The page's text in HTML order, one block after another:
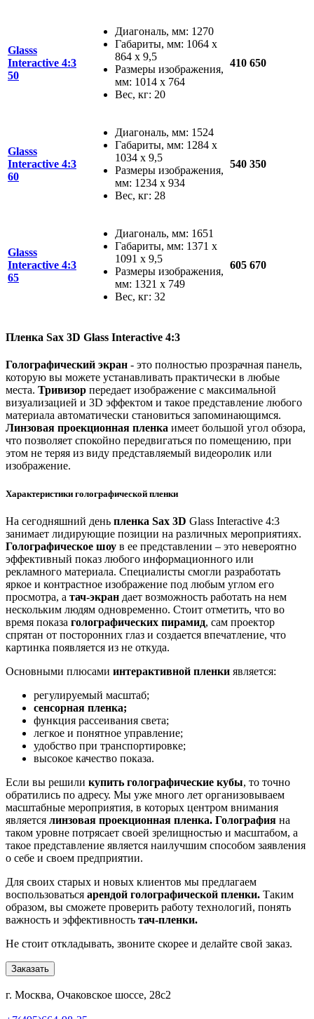
Glasss
Interactive 4:3
50
Диагональ, мм: 1270
Габариты, мм: 1064 x
864 x 9,5
Размеры изображения,
мм: 1014 x 764
Вес, кг: 20
410 650
Glasss
Interactive 4:3
60
Диагональ, мм: 1524
Габариты, мм: 1284 x
1034 x 9,5
Размеры изображения,
мм: 1234 x 934
Вес, кг: 28
540 350
Glasss
Interactive 4:3
65
Диагональ, мм: 1651
Габариты, мм: 1371 x
1091 x 9,5
Размеры изображения,
мм: 1321 x 749
Вес, кг: 32
605 670
Пленка Sax 3D Glass Interactive 4:3
Голографический экран - это полностью прозрачная панель,
которую вы можете устанавливать практически в любые
места. Тривизор передает изображение с максимальной
визуализацией и 3D эффектом и такое представление любого
материала автоматически становиться запоминающимся.
Линзовая проекционная пленка имеет большой угол обзора,
что позволяет спокойно передвигаться по помещению, при
этом не теряя из виду представляемый видеоролик или
изображение.
Характеристики голографической пленки
На сегодняшний день пленка Sax 3D Glass Interactive 4:3
занимает лидирующие позиции на различных мероприятиях.
Голографическое шоу в ее представлении – это невероятно
эффективный показ любого информационного или
рекламного материала. Специалисты смогли разработать
яркое и контрастное изображение под любым углом его
просмотра, а тач-экран дает возможность работать на нем
нескольким людям одновременно. Стоит отметить, что во
время показа голографических пирамид, сам проектор
спрятан от посторонних глаз и создается впечатление, что
картинка появляется из не откуда.
Основными плюсами интерактивной пленки является:
регулируемый масштаб;
сенсорная пленка;
функция рассеивания света;
легкое и понятное управление;
удобство при транспортировке;
высокое качество показа.
Если вы решили купить голографические кубы, то точно
обратились по адресу. Мы уже много лет организовываем
масштабные мероприятия, в которых центром внимания
является линзовая проекционная пленка. Голография на
таком уровне потрясает своей зрелищностью и масштабом, а
такое представление является наилучшим способом заявления
о себе и своем предприятии.
Для своих старых и новых клиентов мы предлагаем
воспользоваться арендой голографической пленки. Таким
образом, вы сможете проверить работу технологий, понять
важность и эффективность тач-пленки.
Не стоит откладывать, звоните скорее и делайте свой заказ.
Заказать
г. Москва, Очаковское шоссе, 28с2